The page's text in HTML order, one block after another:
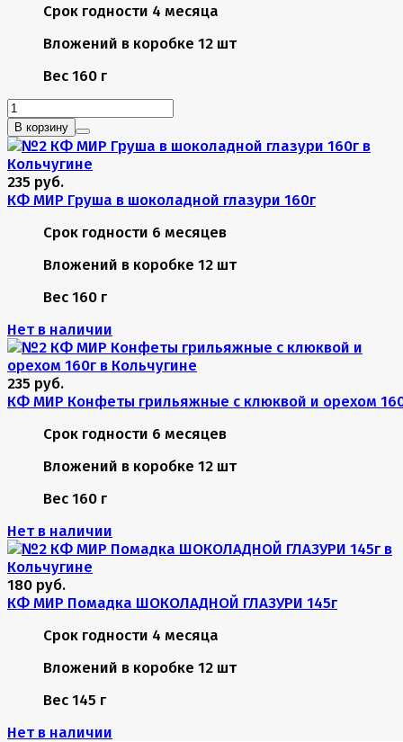
Срок годности 4 месяца
Вложений в коробке 12 шт
Вес 160 г
В корзину
235 руб.
КФ МИР Груша в шоколадной глазури 160г
Срок годности 6 месяцев
Вложений в коробке 12 шт
Вес 160 г
Нет в наличии
235 руб.
КФ МИР Конфеты грильяжные с клюквой и орехом
Срок годности 6 месяцев
Вложений в коробке 12 шт
Вес 160 г
Нет в наличии
180 руб.
КФ МИР Помадка ШОКОЛАДНОЙ ГЛАЗУРИ 145г
Срок годности 4 месяца
Вложений в коробке 12 шт
Вес 145 г
Нет в наличии